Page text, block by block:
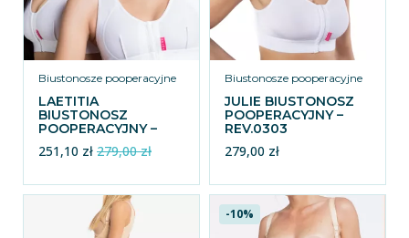
Biustonosze pooperacyjne
LAETITIA
BIUSTONOSZ
POOPERACYJNY –
REV.0301 279,00 zł
251,10 zł
Biustonosze pooperacyjne
JULIE BIUSTONOSZ
POOPERACYJNY –
REV.0303
279,00 zł
-10%